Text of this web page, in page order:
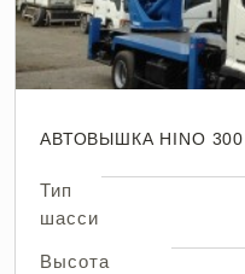
АВТОВЫШКА HINO
Тип
шасси
Высота